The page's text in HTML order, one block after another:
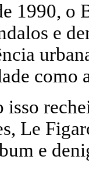
1990, o
e
como
isso
Le
e